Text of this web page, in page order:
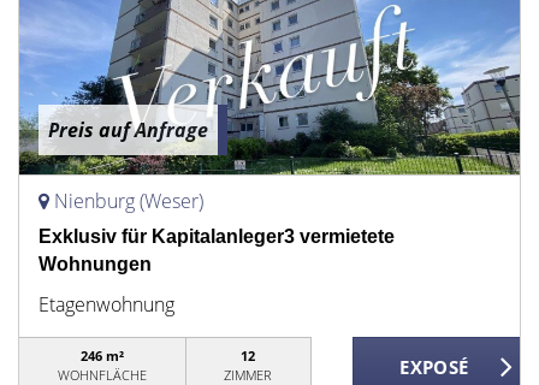
Preis auf Anfrage
Nienburg (Weser)
Exklusiv für Kapitalanleger3 vermietete
Wohnungen
Etagenwohnung
246 m²
WOHNFLÄCHE
12
ZIMMER